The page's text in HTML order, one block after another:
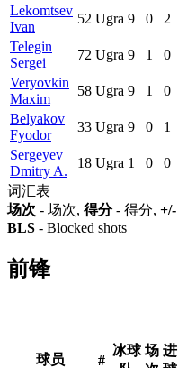
Lekomtsev
Ivan
52 Ugra 9 0 2
Telegin
Sergei
72 Ugra 9 1 0
Veryovkin
Maxim
58 Ugra 9 1 0
Belyakov
Fyodor
33 Ugra 9 0 1
Sergeyev
Dmitry A.
18 Ugra 1 0 0
词汇表
场次 - 场次, 得分- 得分, +/-
BLS - Blocked shots
前锋
球员 #
冰球 场 进